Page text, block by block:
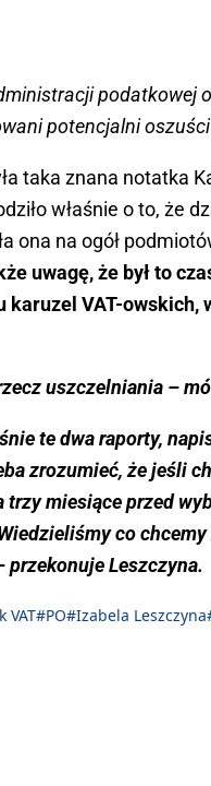
podatkowej
potencjalni
taka znana notatka
właśnie o to, że
ona na ogół
uwagę, że był to
VAT-owskich,
uszczelniania –
te dwa raporty,
zrozumieć, że jeśli
miesiące przed
co
Leszczyna.
VAT#PO#Izabela Leszczyna